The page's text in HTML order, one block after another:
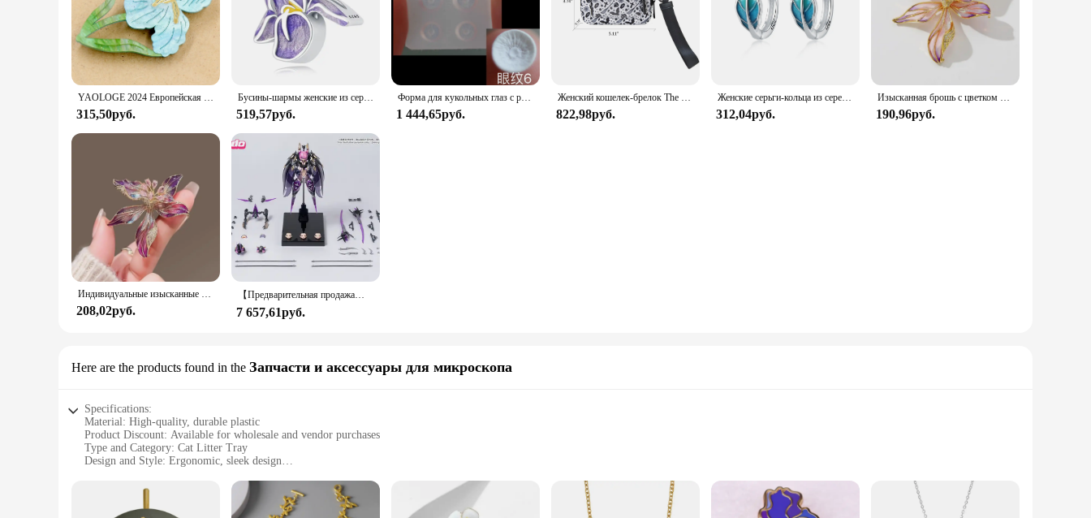
YAOLOGE 2024 Европейская и американская мода, новая брошь в виде Радужки, милые акриловые ювелирные изделия, брошь ручной работы с летними цветами
315,50руб.
Бусины-шармы женские из серебра 100% пробы с фиолетовыми цветами радужной оболочки
519,57руб.
Форма для кукольных глаз с радужной оболочкой 5/6/7 мм, «сделай сам», аксессуары для кукол ручной работы, узоры с радужной оболочкой, пластиковые формы, форма с радужной оболочкой для кукольных глаз
1 444,65руб.
Женский кошелек-брелок The Iris Wallet на молнии, водонепроницаемый нейлоновый кошелек для карт, чехол для карт на молнии с прозрачным окошком для удостоверения личности
822,98руб.
Женские серьги-кольца из серебра 925 пробы, с растениями
312,04руб.
Изысканная брошь с цветком ириса для мужчин и женщин, романтические булавки с цветами и растениями, броши, ювелирные изделия, модные аксессуары, подарки для вечеринок 2024
190,96руб.
Индивидуальные изысканные броши во французском стиле с цветком ириса для женщин, одежда, пальто, ювелирные аксессуары
208,02руб.
【Предварительная продажа】Earnestcore Craft Robot Build Rosado ECRS-02 Starflower Black Iris 1/10 Фигурка модели
7 657,61руб.
Here are the products found in the Запчасти и аксессуары для микроскопа
Specifications:
Material: High-quality, durable plastic
Product Discount: Available for wholesale and vendor purchases
Type and Category: Cat Litter Tray
Design and Style: Ergonomic, sleek design
Performance and Property: Easy to clean, odor-resistant
Parts and Accessories: Comes with a set of litter trays